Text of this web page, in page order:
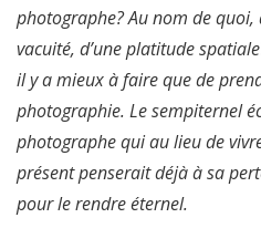
photographe? Au nom de quoi,
vacuité, d’une platitude
il y a mieux à faire que de
photographie. Le sempiternel
photographe qui au lieu de
présent penserait déjà à sa
pour le rendre éternel.